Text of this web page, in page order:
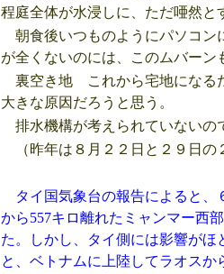
程庭全体が水浸しに、ただ唖然と
朝食後いつものようにパソコン
が全くないのには、このムバー
裏空き地 これから宅地になる
大きな原因だろうと思う。
排水機構が考えられていないの
（昨年は８月２２日と２９日の
タイ国気象台の報告によると、
から557キロ離れたミャンマー西
た。しかし、タイ側には影響が
と、ベトナムに上陸してラオス